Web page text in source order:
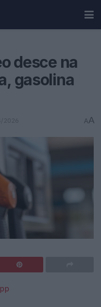
desce na
gasolina
2026 AA